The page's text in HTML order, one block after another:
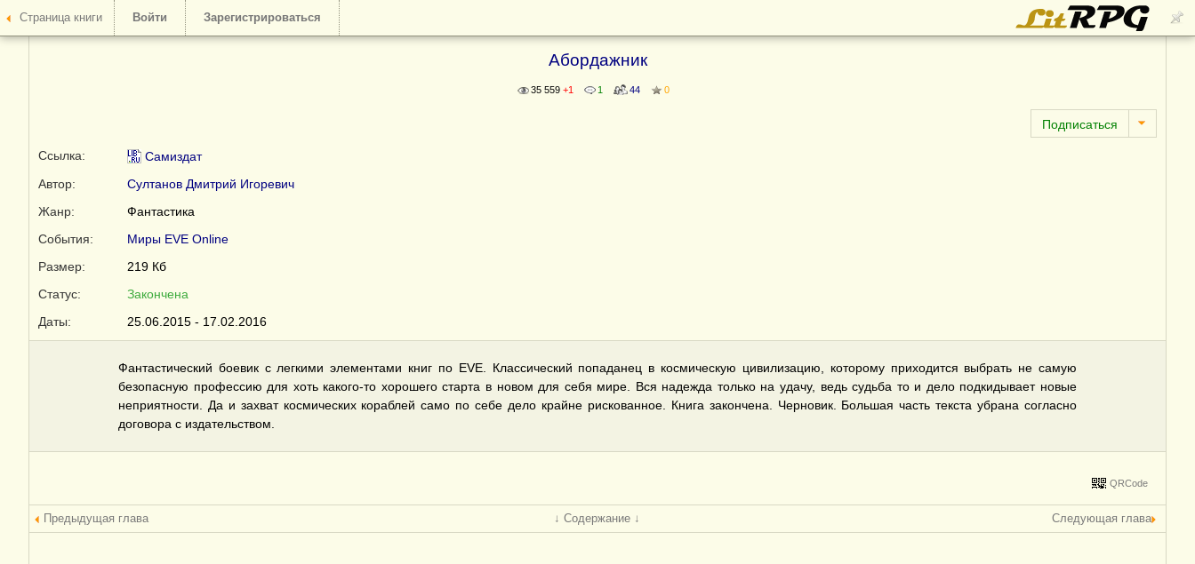
Страница книги Войти Зарегистрироваться
Абордажник
35 559 +1 1 44 0
Ссылка:
Самиздат
Автор:
Султанов Дмитрий Игоревич
Жанр:
Фантастика
События:
Миры EVE Online
Размер:
219 Кб
Статус:
Закончена
Даты:
25.06.2015 - 17.02.2016
Фантастический боевик с легкими элементами книг по EVE. Классический попаданец в космическую цивилизацию, которому приходится выбрать не самую
безопасную профессию для хоть какого-то хорошего старта в новом для себя мире. Вся надежда только на удачу, ведь судьба то и дело подкидывает новые
неприятности. Да и захват космических кораблей само по себе дело крайне рискованное. Книга закончена. Черновик. Большая часть текста убрана согласно
договора с издательством.
QRCode
Предыдущая глава ↓ Содержание ↓ Следующая глава